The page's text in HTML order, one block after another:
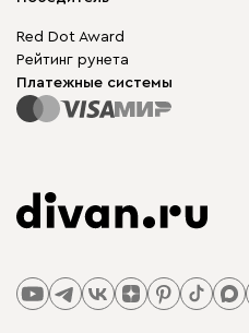
Red Dot Award
Рейтинг рунета
Платежные системы